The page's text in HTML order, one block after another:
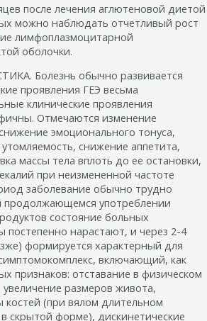
после лечения аглютеновой диетой
можно наблюдать отчетливый рост
лимфоплазмоцитарной
оболочки.
Болезнь обычно развивается
проявления ГЕЭ весьма
клинические проявления
Отмечаются изменение
эмоционального тонуса,
снижение аппетита,
массы тела вплоть до ее остановки,
при неизмененной частоте
заболевание обычно трудно
продолжающемся употреблении
состояние больных
постепенно нарастают, и через 2-4
формируется характерный для
включающий, как
признаков: отставание в физическом
размеров живота,
(при вялом длительном
скрытой форме), дискинетические